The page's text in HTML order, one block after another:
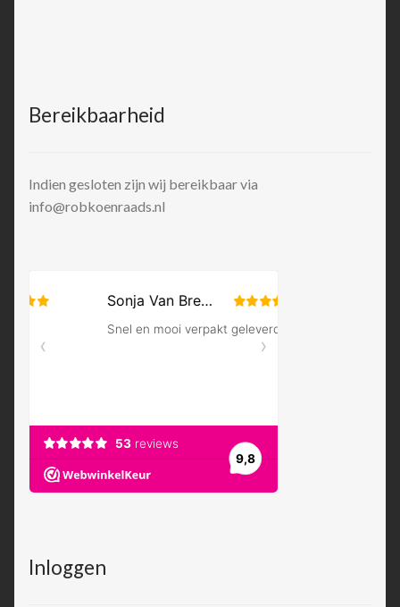
Bereikbaarheid
Indien gesloten zijn wij bereikbaar via
info@robkoenraads.nl
Inloggen